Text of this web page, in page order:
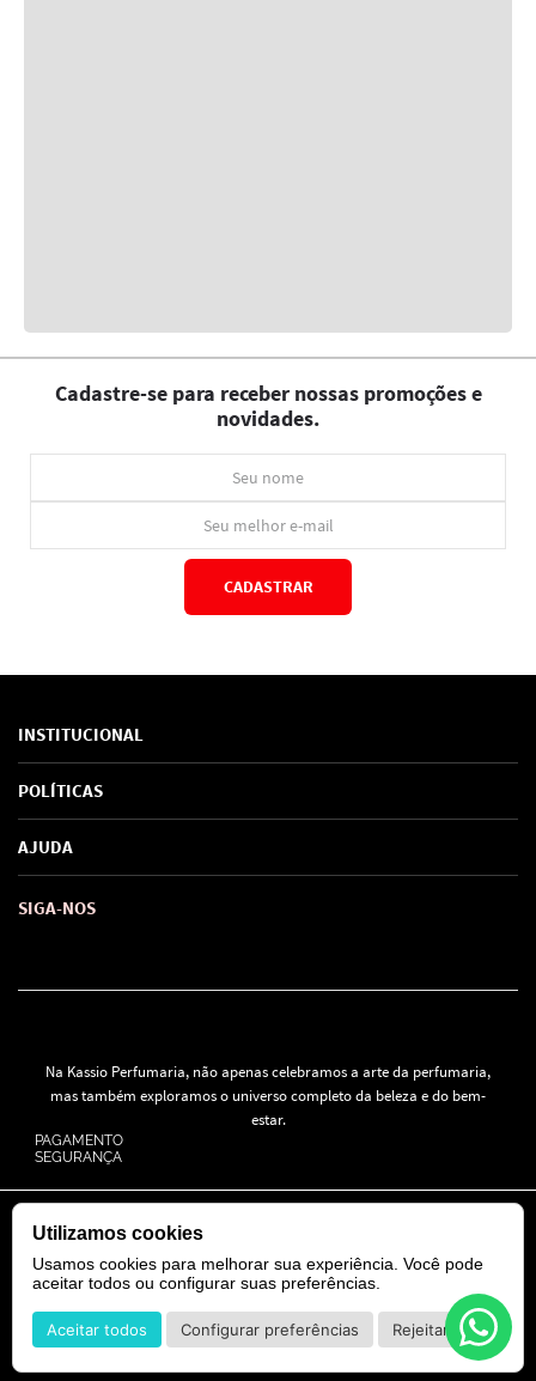
Cadastre-se para receber nossas promoções e
novidades.
CADASTRAR
INSTITUCIONAL
Sobre Nós
Marcas
SAC de marcas
Como comprar
POLÍTICAS
Política de Privacidade
Troca e Devoluções
Formas de Pagamento
AJUDA
SIGA-NOS
Na Kassio Perfumaria, não apenas celebramos a arte da perfumaria,
mas também exploramos o universo completo da beleza e do bem-
estar.
PAGAMENTO
SEGURANÇA
© 2024 Todos os direitos reservados.
KASSIO MOREIRA GRANADO LTDA | CNPJ: 11.647.490/0001-39
Rua Tapajós n° 481- Edifício B&B Business - 7° Andar - Vila Brasília -
Goiânia - GO
POWERED BY DEVELOPED BY
Utilizamos cookies
Usamos cookies para melhorar sua experiência. Você pode
aceitar todos ou configurar suas preferências.
Aceitar todos Configurar preferências Rejeitar